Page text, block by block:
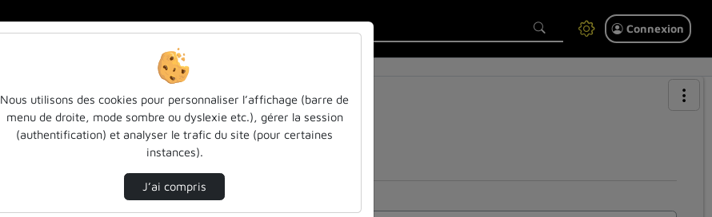
Connexion
Nous utilisons des cookies pour personnaliser l’affichage (barre de
menu de droite, mode sombre ou dyslexie etc.), gérer la session
(authentification) et analyser le trafic du site (pour certaines
instances).
J’ai compris